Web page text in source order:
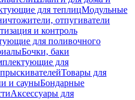
для теплицМодульные
отпугиватели
и контроль
для поливочного
Бочки, баки
для
Товары для
и сауныБондарные
Аксессуары для